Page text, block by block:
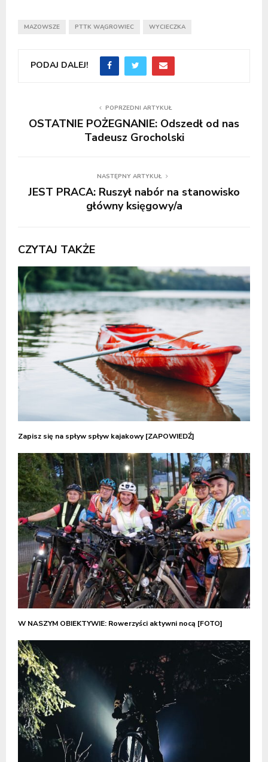
MAZOWSZE PTTK WĄGROWIEC WYCIECZKA
PODAJ DALEJ!
POPRZEDNI ARTYKUŁ
OSTATNIE POŻEGNANIE: Odszedł od nas
Tadeusz Grocholski
NASTĘPNY ARTYKUŁ
JEST PRACA: Ruszył nabór na stanowisko
główny księgowy/a
CZYTAJ TAKŻE
Zapisz się na spływ spływ kajakowy [ZAPOWIEDŹ]
W NASZYM OBIEKTYWIE: Rowerzyści aktywni nocą [FOTO]